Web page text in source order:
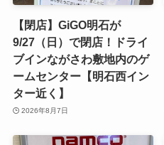
【閉店】GiGO明石が
9/27（日）で閉店！ドライ
ブインながさわ敷地内のゲ
ームセンター【明石西イン
ター近く】
2026年8月7日